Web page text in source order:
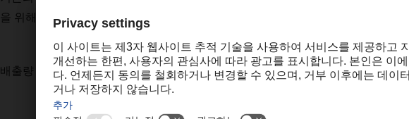
을 위해 강조됩니다
배출량 계산기에 대해 궁금한 점이 있으면 DACHSER담당자에게 문의하십시오.